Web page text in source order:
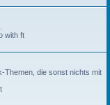
with ft
Themen, die sonst nichts mit